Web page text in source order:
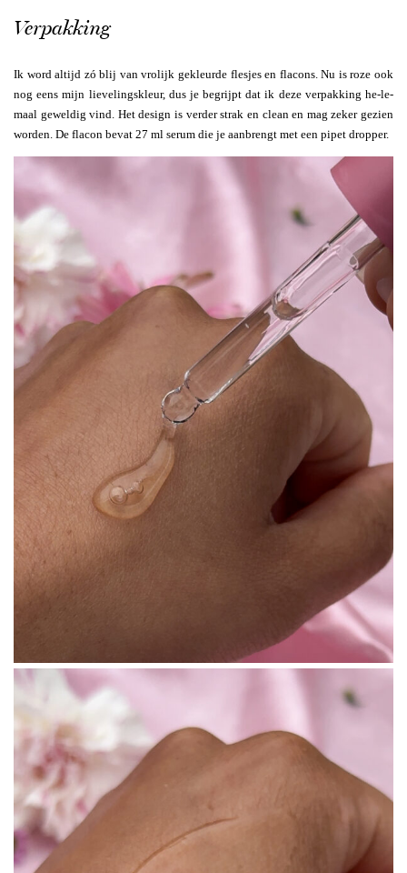
Verpakking
Ik word altijd zó blij van vrolijk gekleurde flesjes en flacons. Nu is roze ook
nog eens mijn lievelingskleur, dus je begrijpt dat ik deze verpakking he-le-
maal geweldig vind. Het design is verder strak en clean en mag zeker gezien
worden. De flacon bevat 27 ml serum die je aanbrengt met een pipet dropper.